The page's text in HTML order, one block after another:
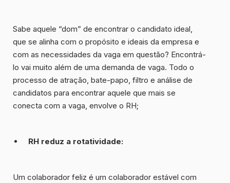
Sabe aquele “dom” de encontrar o candidato ideal,
que se alinha com o propósito e ideais da empresa e
com as necessidades da vaga em questão? Encontrá-
lo vai muito além de uma demanda de vaga. Todo o
processo de atração, bate-papo, filtro e análise de
candidatos para encontrar aquele que mais se
conecta com a vaga, envolve o RH;
RH reduz a rotatividade:
Um colaborador feliz é um colaborador estável com